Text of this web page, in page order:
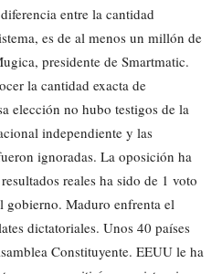
entre la cantidad
es de al menos un millón de
presidente de Smartmatic.
la cantidad exacta de
elección no hubo testigos de la
independiente y las
ignoradas. La oposición ha
reales ha sido de 1 voto
Maduro enfrenta el
dictatoriales. Unos 40 países
Constituyente. EEUU le ha